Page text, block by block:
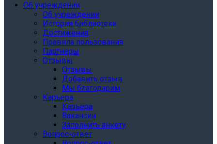
Об учреждении
Об учреждении
История библиотеки
Достижения
Правила пользования
Партнёры
Отзывы
Отзывы
Добавить отзыв
Мы благодарим
Карьера
Карьера
Вакансии
Заполнить анкету
Вопрос-ответ